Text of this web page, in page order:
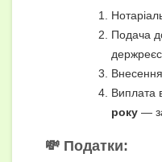
Подача
Виплата
року —
💸 Податки: